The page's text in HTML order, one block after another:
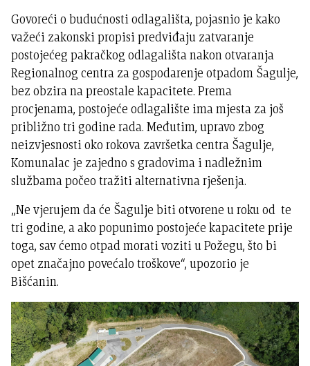
Govoreći o budućnosti odlagališta, pojasnio je kako
važeći zakonski propisi predviđaju zatvaranje
postojećeg pakračkog odlagališta nakon otvaranja
Regionalnog centra za gospodarenje otpadom Šagulje,
bez obzira na preostale kapacitete. Prema
procjenama, postojeće odlagalište ima mjesta za još
približno tri godine rada. Međutim, upravo zbog
neizvjesnosti oko rokova završetka centra Šagulje,
Komunalac je zajedno s gradovima i nadležnim
službama počeo tražiti alternativna rješenja.
„Ne vjerujem da će Šagulje biti otvorene u roku od te
tri godine, a ako popunimo postojeće kapacitete prije
toga, sav ćemo otpad morati voziti u Požegu, što bi
opet značajno povećalo troškove“, upozorio je
Bišćanin.